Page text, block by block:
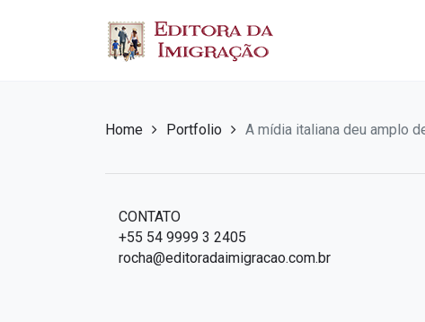
Home Portfolio A mídia italiana deu amplo
CONTATO
+55 54 9999 3 2405
rocha@editoradaimigracao.com.br